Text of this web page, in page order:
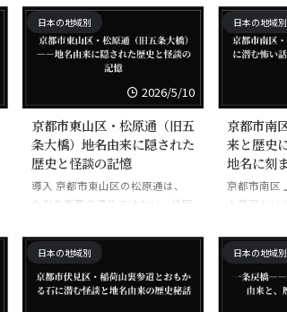
八瀬は京都盆地の縁にあり、山と
...
は平坦では
細かく入り
...
権力と季節をつないだ制度の記憶
が沈んでいる。氷を貯えるための
場所、すなわち氷室は、平安京の
暮らしを支えた一方で、山の奥に
理、そして都の繁栄の陰に隠れた
人々の営みを今に残す。…お気づ
きだろうか？ 「氷」という清ら
かな字面の下にあるのは、実は都
へ供給するための緊張と犠牲の歴
史である。 現在の京都市北区氷
室は、賀茂川の北、山裾へ向かう
や ...
に沈殿した
祇園に近い
市街地の一
から鎌倉
目が幾重
地名の響き
の背後には
配、武家政
葬送に連な
し確かに残
だろうか
史を隠す。
...
日本の地域別
2026/5/10
京都市東山区・松原通（旧五
条大橋）――地名由来に隠された
歴史と怪談の記憶
導入 京都市東山区の松原通は、
ただの東西の通りではない。地図
て西へ向かえば鴨川を越え、かつ
て「五条大橋」と呼ばれた橋の記
憶に触れる。いま私たちは整えら
れた街並みを見ているが、その足
日本の地域別
京都市南
来と歴史
地名に刻
京都市南区
上鳥羽とい
つかもしれ
地の記憶を
面が整え
古い層が濃
日本の地域別 日本の地域別